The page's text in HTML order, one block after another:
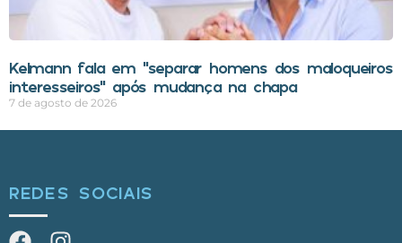
Kelmann fala em “separar homens dos maloqueiros
interesseiros” após mudança na chapa
7 de agosto de 2026
REDES SOCIAIS